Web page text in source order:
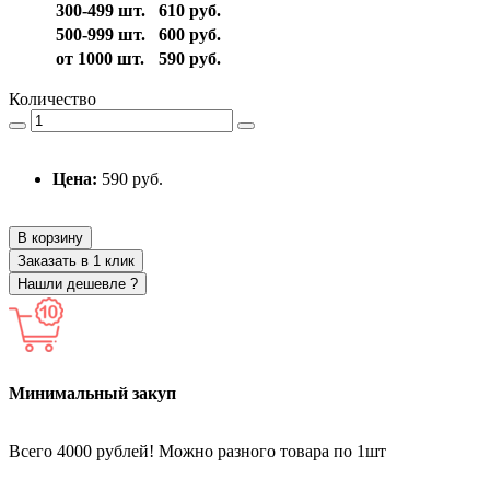
300-499 шт.
610 руб.
500-999 шт.
600 руб.
от 1000 шт.
590 руб.
Количество
Цена: 590 руб.
В корзину
Заказать в 1 клик
Нашли дешевле ?
Минимальный закуп
Всего 4000 рублей! Можно разного товара по 1шт